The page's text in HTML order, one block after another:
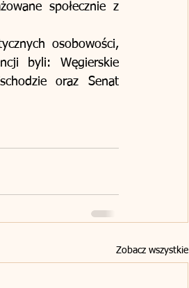
społecznie z
osobowości,
byli: Węgierskie
oraz Senat
Zobacz wszystkie